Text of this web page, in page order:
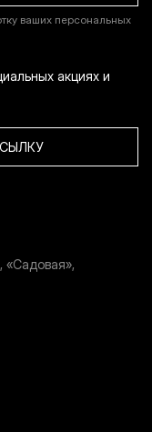
ваших персональных
акциях и
«Садовая»,